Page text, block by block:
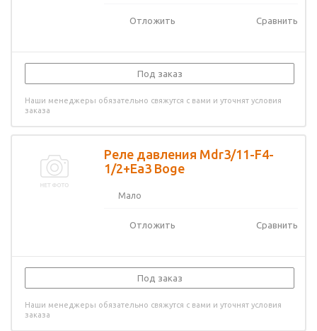
Отложить Сравнить
Под заказ
Наши менеджеры обязательно свяжутся с вами и уточнят условия
заказа
Реле давления Mdr3/11-F4-
1/2+Ea3 Boge
Мало
Отложить Сравнить
Под заказ
Наши менеджеры обязательно свяжутся с вами и уточнят условия
заказа